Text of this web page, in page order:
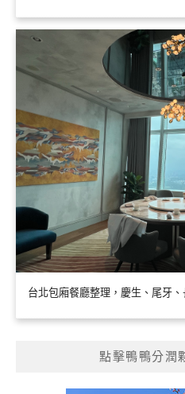
台北包廂餐廳整理，慶生、尾牙
點擊鴨鴨分潤